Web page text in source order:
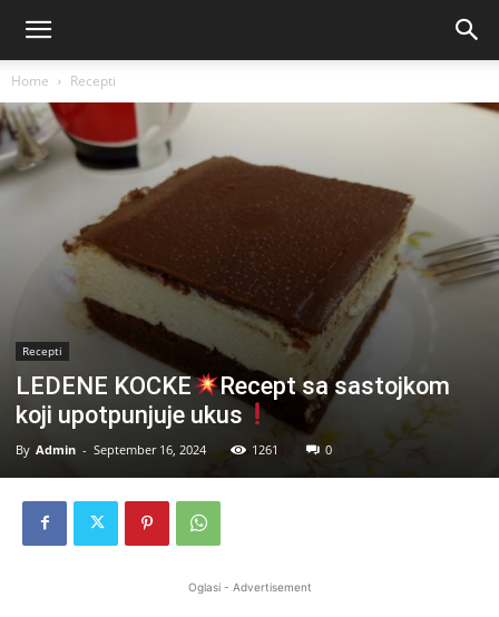
Home Recepti
Recepti
LEDENE KOCKE
Recept sa sastojkom
koji upotpunjuje ukus
By Admin - September 16, 2024 1261 0
Oglasi - Advertisement